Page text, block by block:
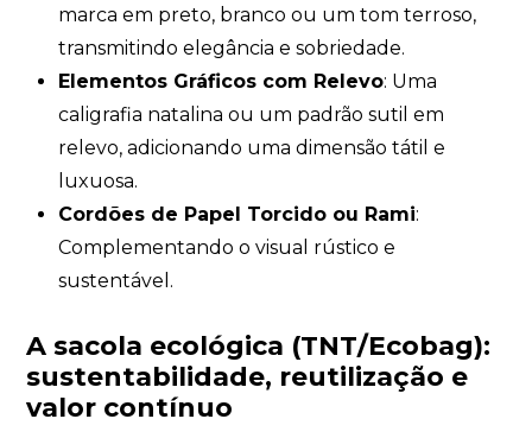
marca em preto, branco ou um tom terroso,
transmitindo elegância e sobriedade.
Elementos Gráficos com Relevo: Uma
caligrafia natalina ou um padrão sutil em
relevo, adicionando uma dimensão tátil e
luxuosa.
Cordões de Papel Torcido ou Rami:
Complementando o visual rústico e
sustentável.
A sacola ecológica (TNT/Ecobag):
sustentabilidade, reutilização e
valor contínuo